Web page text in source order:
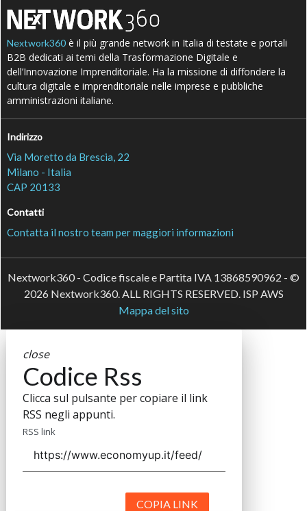
Nextwork360 è il più grande network in Italia di testate e portali
B2B dedicati ai temi della Trasformazione Digitale e
dell’Innovazione Imprenditoriale. Ha la missione di diffondere la
cultura digitale e imprenditoriale nelle imprese e pubbliche
amministrazioni italiane.
Indirizzo
Via Moretto da Brescia, 22
Milano - Italia
CAP 20133
Contatti
Contatta il nostro team per maggiori informazioni
Nextwork360 - Codice fiscale e Partita IVA 13868590962 - ©
2026 Nextwork360. ALL RIGHTS RESERVED. ISP AWS
Mappa del sito
close
Codice Rss
Clicca sul pulsante per copiare il link
RSS negli appunti.
RSS link
COPIA LINK